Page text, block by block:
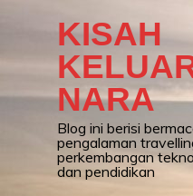
KISAH
NARA
Blog ini berisi
pengalaman
perkembangan
dan pendidikan